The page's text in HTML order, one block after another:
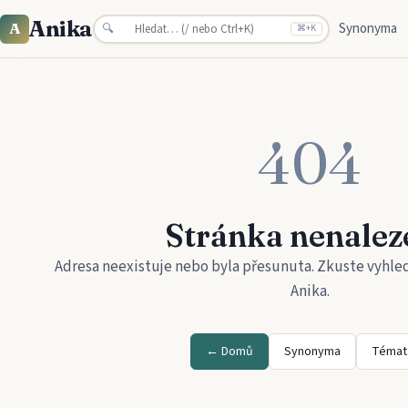
A Anika 🔍 ⌘+K Synonyma
404
Stránka
Adresa neexistuje nebo byla přesunuta. Zkuste
Anika.
← Domů Synonyma